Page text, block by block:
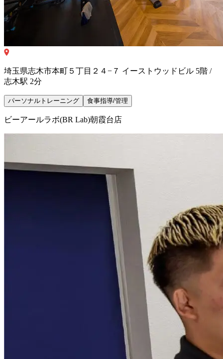
埼玉県志木市本町５丁目２４−７ イーストウッドビル 5階 /
志木駅 2分
パーソナルトレーニング 食事指導/管理
ビーアールラボ(BR Lab)朝霞台店